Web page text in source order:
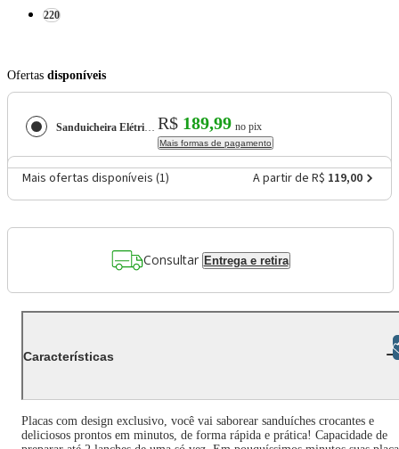
220
Ofertas disponíveis
Sanduicheira Elétrica Mallory Mickey Mouse Funny Plates - Placas com Design, Superfície Antiaderente, Luzes LED, Alça com Toque Frio R$ 189,99 no pix
Mais formas de pagamento
Mais ofertas disponíveis (1) A partir de R$ 119,00
Consultar Entrega e retira
Características
Placas com design exclusivo, você vai saborear sanduíches crocantes e
deliciosos prontos em minutos, de forma rápida e prática! Capacidade de